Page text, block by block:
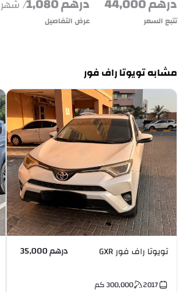
تتبع السعر
/ شهر
عرض التفاصيل
مشابه تويوتا راف فور
تويوتا راف فور GXR درهم 35,000
2017
300,000كم